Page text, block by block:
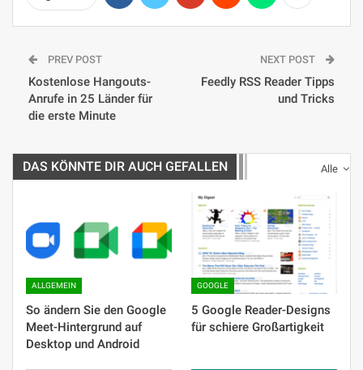
PREV POST
Kostenlose Hangouts-
Anrufe in 25 Länder für
die erste Minute
NEXT POST
Feedly RSS Reader Tipps
und Tricks
Alle
DAS KÖNNTE DIR AUCH GEFALLEN
ALLGEMEIN
So ändern Sie den Google
Meet-Hintergrund auf
Desktop und Android
GOOGLE
5 Google Reader-Designs
für schiere Großartigkeit